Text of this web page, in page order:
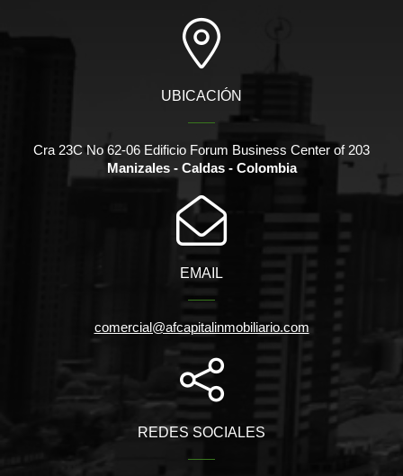
UBICACIÓN
Cra 23C No 62-06 Edificio Forum Business Center of 203
Manizales - Caldas - Colombia
EMAIL
comercial@afcapitalinmobiliario.com
REDES SOCIALES